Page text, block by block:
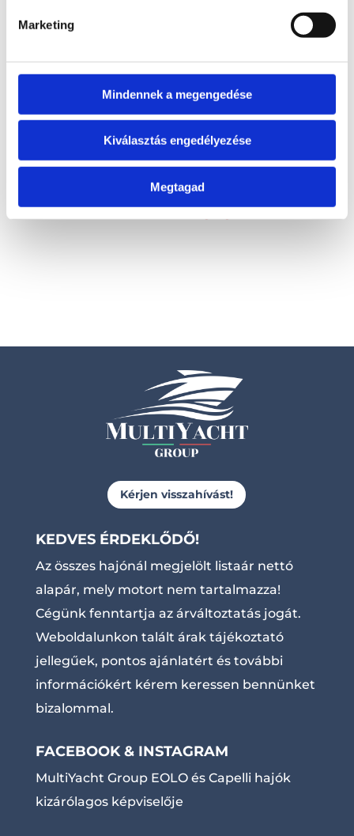
Marketing
Mindennek a megengedése
Kiválasztás engedélyezése
Megtagad
Kérje ajánlatunkat!
Kérjen visszahívást!
KEDVES ÉRDEKLŐDŐ!
Az összes hajónál megjelölt listaár nettó
alapár, mely motort nem tartalmazza!
Cégünk fenntartja az árváltoztatás jogát.
Weboldalunkon talált árak tájékoztató
jellegűek, pontos ajánlatért és további
információkért kérem keressen bennünket
bizalommal.
FACEBOOK & INSTAGRAM
MultiYacht Group EOLO és Capelli hajók
kizárólagos képviselője